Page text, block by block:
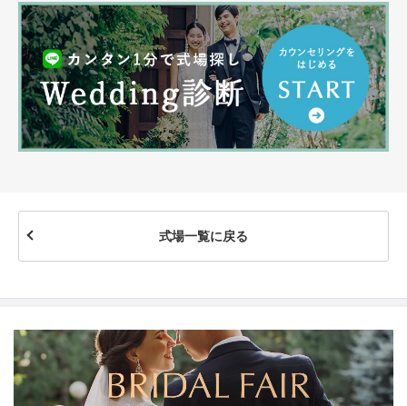
式場一覧に戻る